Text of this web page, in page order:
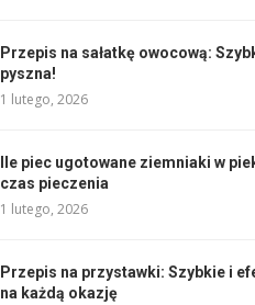
Przepis na sałatkę owocową:
pyszna!
1 lutego, 2026
Ile piec ugotowane ziemniaki w
czas pieczenia
1 lutego, 2026
Przepis na przystawki: Szybkie i
na każdą okazję